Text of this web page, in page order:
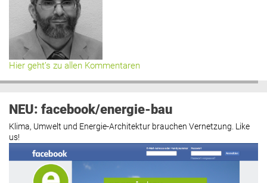
Hier geht’s zu allen Kommentaren
NEU: facebook/energie-bau
Klima, Umwelt und Energie-Architektur brauchen Vernetzung. Like
us!